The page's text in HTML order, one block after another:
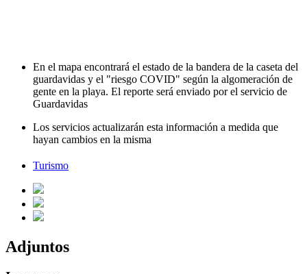
En el mapa encontrará el estado de la bandera de la caseta del
guardavidas y el "riesgo COVID" según la algomeración de
gente en la playa. El reporte será enviado por el servicio de
Guardavidas
Los servicios actualizarán esta información a medida que
hayan cambios en la misma
Turismo
Adjuntos